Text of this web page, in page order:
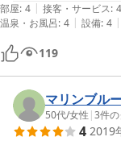
社長さんや働いている
きがでて借りられたし
部屋: 4 | 接客・サービス: 4
温泉・お風呂: 4 | 設備: 4 |
119
マリンブル
50代/女性 |3件の
4 2019